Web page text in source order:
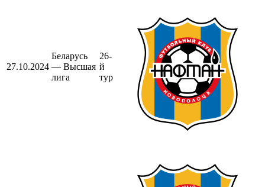
27.10.2024
Беларусь
— Высшая
лига
26-
й
тур